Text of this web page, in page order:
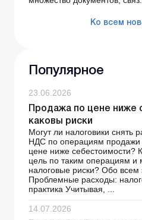
Ко всем
Популярное
23.06.2026
Продажа по цене ниже
каковы риски
Могут ли налоговики снять
НДС по операциям продажи
цене ниже себестоимости?
цель по таким операциям и
налоговые риски? Обо всем
Проблемные расходы:
практика Учитывая, ...
14.07.2026